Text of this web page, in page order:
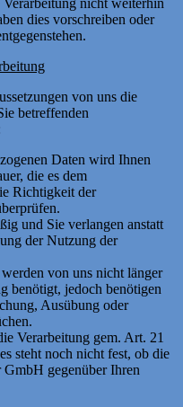
nicht weiterhin
dies vorschreiben oder
von uns die
betreffenden
Daten wird Ihnen
die es dem
Richtigkeit der
und Sie verlangen anstatt
der Nutzung der
von uns nicht länger
benötigt, jedoch benötigen
Ausübung oder
Verarbeitung gem. Art. 21
steht noch nicht fest, ob die
gegenüber Ihren